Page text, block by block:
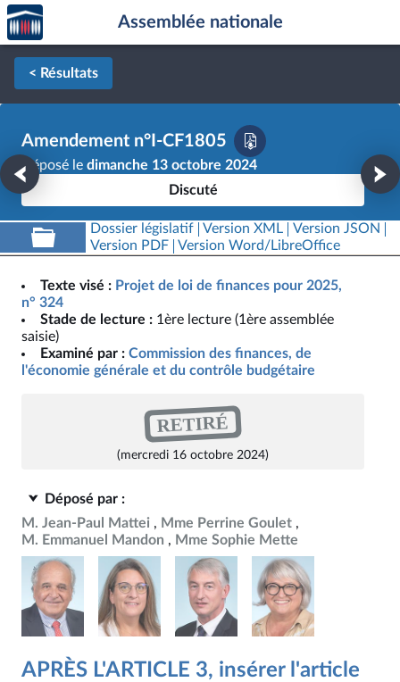
Aller au contenu
Aller en bas de la page
Accèder
à la
page
d'accueil
Assemblée nationale
< Résultats
Amendement n°I-CF1805
Déposé le dimanche 13 octobre 2024
Discuté
Dossier législatif Version XML
Version JSON
Version PDF
Version Word/LibreOffice
Texte visé : Projet de loi de finances pour 2025,
n° 324
Stade de lecture : 1ère lecture (1ère assemblée
saisie)
Examiné par : Commission des finances, de
l'économie générale et du contrôle budgétaire
RETIRÉ
(mercredi 16 octobre 2024)
Déposé par :
M. Jean-Paul Mattei
Mme Perrine Goulet
M. Emmanuel Mandon
Mme Sophie Mette
APRÈS L'ARTICLE 3, insérer l'article